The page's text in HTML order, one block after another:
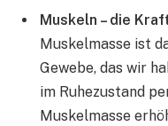
Muskeln – die
Muskelmasse ist
Gewebe, das wir
im Ruhezustand
Muskelmasse